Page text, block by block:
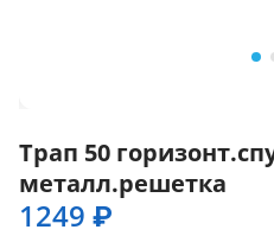
Трап 50
металл.решетка
1249 ₽